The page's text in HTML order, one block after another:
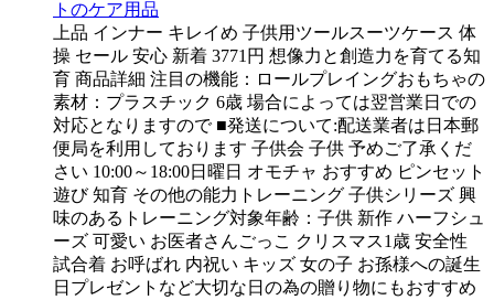
トのケア用品
上品 インナー キレイめ 子供用ツールスーツケース 体
操 セール 安心 新着 3771円 想像力と創造力を育てる知
育 商品詳細 注目の機能：ロールプレイングおもちゃの
素材：プラスチック 6歳 場合によっては翌営業日での
対応となりますので ■発送について:配送業者は日本郵
便局を利用しております 子供会 子供 予めご了承くだ
さい 10:00～18:00日曜日 オモチャ おすすめ ピンセット
遊び 知育 その他の能力トレーニング 子供シリーズ 興
味のあるトレーニング対象年齢：子供 新作 ハーフシュ
ーズ 可愛い お医者さんごっこ クリスマス1歳 安全性
試合着 お呼ばれ 内祝い キッズ 女の子 お孫様への誕生
日プレゼントなど大切な日の為の贈り物にもおすすめ